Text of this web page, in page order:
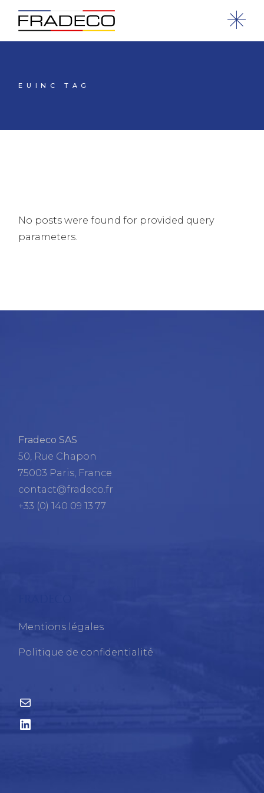
EUINC TAG
No posts were found for provided query
parameters.
Fradeco SAS
50, Rue Chapon
75003 Paris, France
contact@fradeco.fr
+33 (0) 140 09 13 77
Mentions légales
Politique de confidentialité